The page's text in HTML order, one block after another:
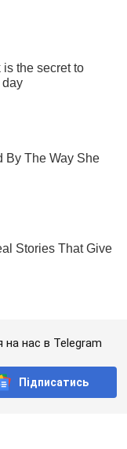
на нас в Telegram
Підписатись